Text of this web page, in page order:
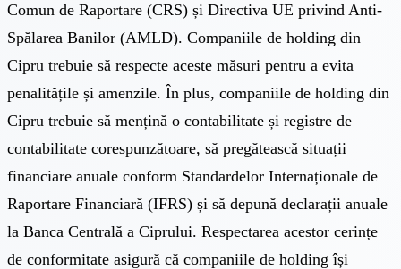
Comun de Raportare (CRS) și Directiva UE privind Anti-
Spălarea Banilor (AMLD). Companiile de holding din
Cipru trebuie să respecte aceste măsuri pentru a evita
penalitățile și amenzile. În plus, companiile de holding din
Cipru trebuie să mențină o contabilitate și registre de
contabilitate corespunzătoare, să pregătească situații
financiare anuale conform Standardelor Internaționale de
Raportare Financiară (IFRS) și să depună declarații anuale
la Banca Centrală a Ciprului. Respectarea acestor cerințe
de conformitate asigură că companiile de holding își